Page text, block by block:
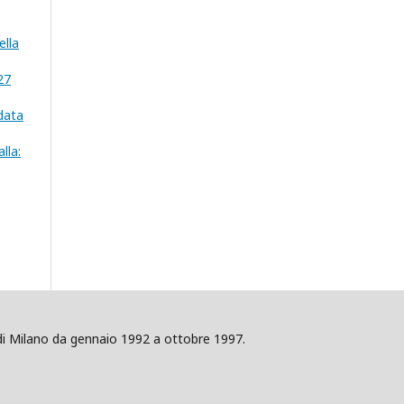
Milano da gennaio 1992 a ottobre 1997.